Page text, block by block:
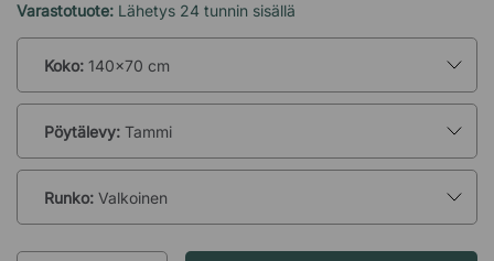
Varastotuote: Lähetys 24 tunnin sisällä
Koko: 140x70 cm
Pöytälevy: Tammi
Runko: Valkoinen